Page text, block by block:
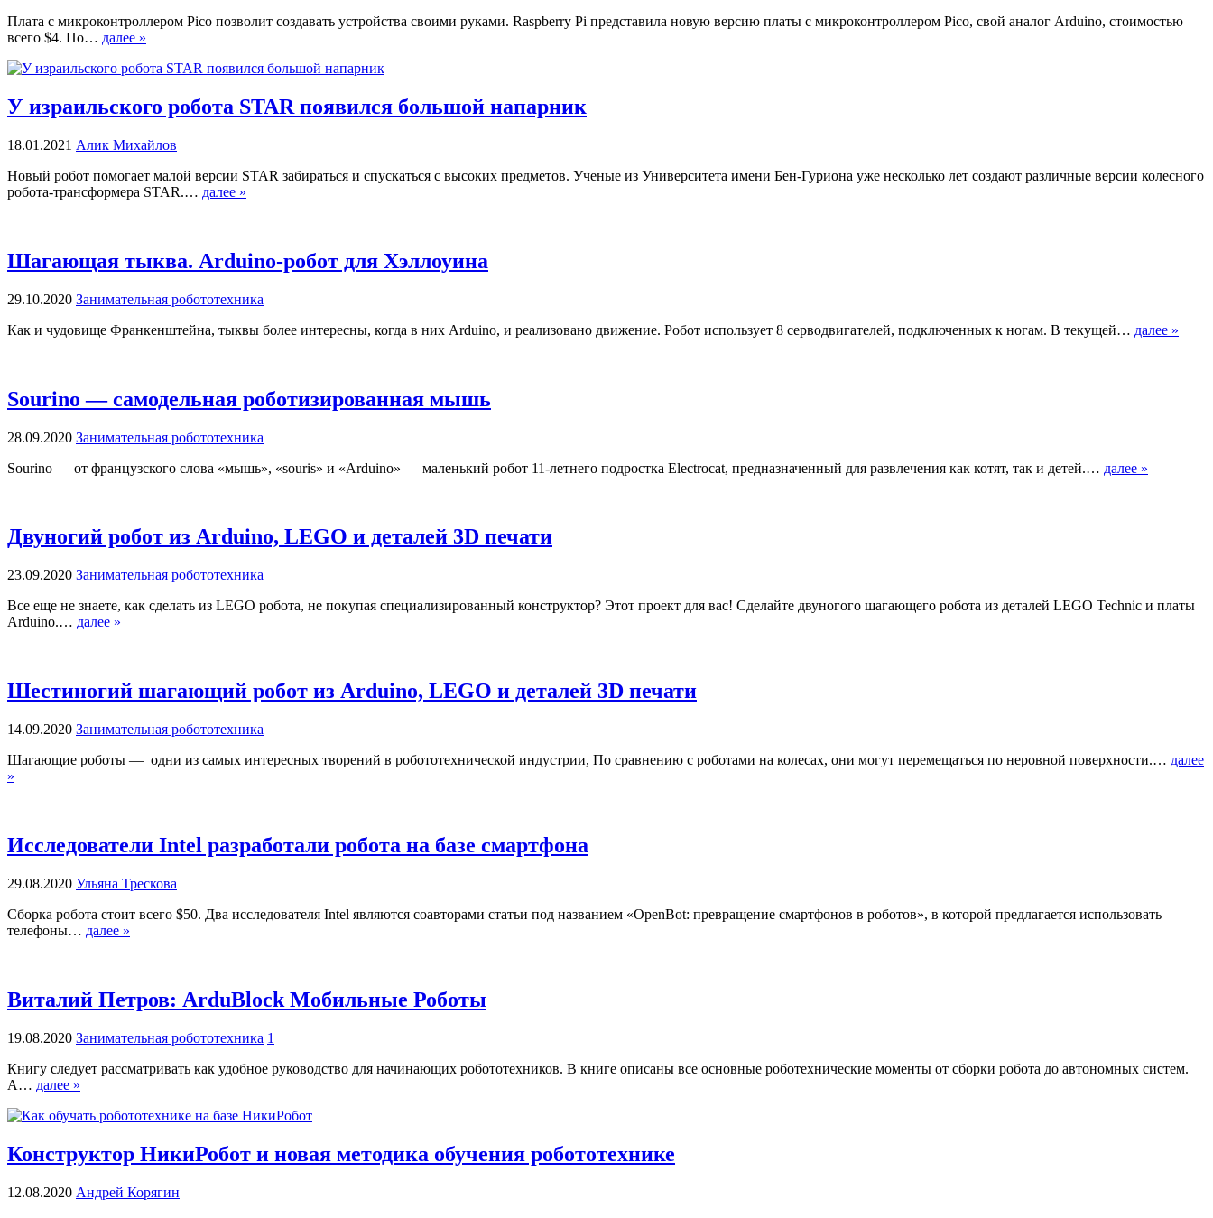
Плата с микроконтроллером Pico позволит создавать устройства своими руками. Raspberry Pi представила новую версию платы с микроконтроллером Pico, свой аналог Arduino, стоимостью
всего $4. По… далее »
У израильского робота STAR появился большой напарник
18.01.2021 Алик Михайлов
Новый робот помогает малой версии STAR забираться и спускаться с высоких предметов. Ученые из Университета имени Бен-Гуриона уже несколько лет создают различные версии колесного
робота-трансформера STAR.… далее »
Шагающая тыква. Arduino-робот для Хэллоуина
29.10.2020 Занимательная робототехника
Как и чудовище Франкенштейна, тыквы более интересны, когда в них Arduino, и реализовано движение. Робот использует 8 серводвигателей, подключенных к ногам. В текущей… далее »
Sourino — самодельная роботизированная мышь
28.09.2020 Занимательная робототехника
Sourino — от французского слова «мышь», «souris» и «Arduino» — маленький робот 11-летнего подростка Electrocat, предназначенный для развлечения как котят, так и детей.… далее »
Двуногий робот из Arduino, LEGO и деталей 3D печати
23.09.2020 Занимательная робототехника
Все еще не знаете, как сделать из LEGO робота, не покупая специализированный конструктор? Этот проект для вас! Сделайте двуногого шагающего робота из деталей LEGO Technic и платы
Arduino.… далее »
Шестиногий шагающий робот из Arduino, LEGO и деталей 3D печати
14.09.2020 Занимательная робототехника
Шагающие роботы — одни из самых интересных творений в робототехнической индустрии, По сравнению с роботами на колесах, они могут перемещаться по неровной поверхности.… далее
»
Исследователи Intel разработали робота на базе смартфона
29.08.2020 Ульяна Трескова
Сборка робота стоит всего $50. Два исследователя Intel являются соавторами статьи под названием «OpenBot: превращение смартфонов в роботов», в которой предлагается использовать
телефоны… далее »
Виталий Петров: ArduBlock Мобильные Роботы
19.08.2020 Занимательная робототехника 1
Книгу следует рассматривать как удобное руководство для начинающих робототехников. В книге описаны все основные роботехнические моменты от сборки робота до автономных систем.
А… далее »
Конструктор НикиРобот и новая методика обучения робототехнике
12.08.2020 Андрей Корягин